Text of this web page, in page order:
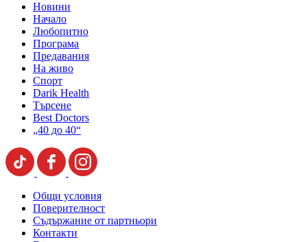
Новини
Начало
Любопитно
Програма
Предавания
На живо
Спорт
Darik Health
Търсене
Best Doctors
„40 до 40“
Общи условия
Поверителност
Съдържание от партньори
Контакти